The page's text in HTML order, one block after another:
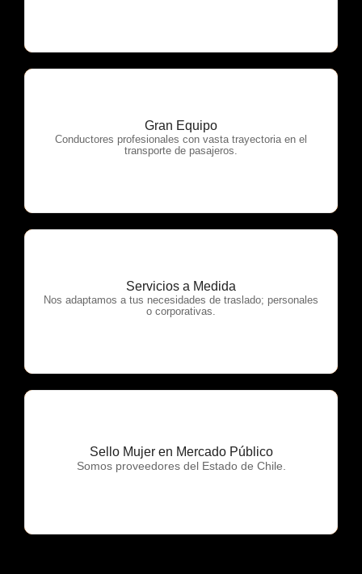
Gran Equipo
Conductores profesionales con vasta trayectoria en el
transporte de pasajeros.
OTP Servicios
Servicios a Medida
Nos adaptamos a tus necesidades de traslado; personales
o corporativas.
OTP Servicios
Sello Mujer en Mercado Público
Somos proveedores del Estado de Chile.
OTP Servicios